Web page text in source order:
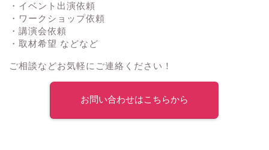
・イベント出演依頼
・ワークショップ依頼
・講演会依頼
・取材希望 などなど
ご相談などお気軽にご連絡ください！
お問い合わせはこちらから